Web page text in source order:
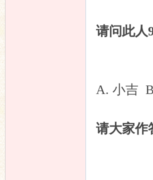
请问此人
A. 小吉
请大家作